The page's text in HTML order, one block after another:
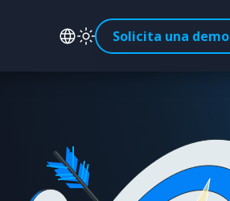
Solicita una demo